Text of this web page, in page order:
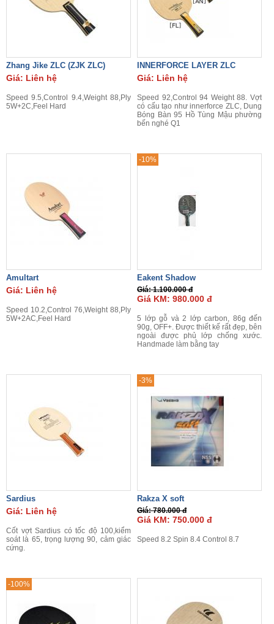
Zhang Jike ZLC (ZJK ZLC)
Giá: Liên hệ
Speed 9.5,Control 9.4,Weight 88,Ply
5W+2C,Feel Hard
INNERFORCE LAYER ZLC
Giá: Liên hệ
Speed 92,Control 94 Weight 88. Vợt
có cấu tạo như innerforce ZLC, Dung
Bóng Bàn 95 Hồ Tùng Mậu phường
bến nghé Q1
Amultart
Giá: Liên hệ
Speed 10.2,Control 76,Weight 88,Ply
5W+2AC,Feel Hard
-10%
Eakent Shadow
Giá: 1.100.000 đ
Giá KM: 980.000 đ
5 lớp gỗ và 2 lớp carbon, 86g đến
90g, OFF+. Được thiết kế rất đẹp, bên
ngoài được phủ lớp chống xước.
Handmade làm bằng tay
Sardius
Giá: Liên hệ
Cốt vợt Sardius có tốc độ 100,kiểm
soát là 65, trọng lượng 90, cảm giác
cứng.
-3%
Rakza X soft
Giá: 780.000 đ
Giá KM: 750.000 đ
Speed 8.2 Spin 8.4 Control 8.7
-100%